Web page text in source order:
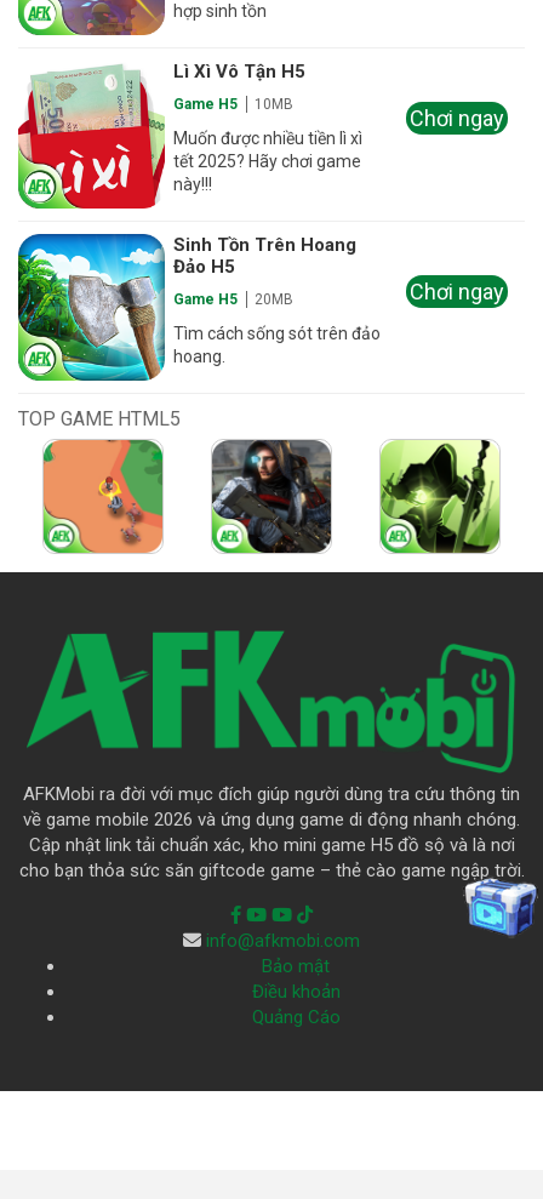
hợp sinh tồn
Lì Xì Vô Tận H5
Game H5 10MB
Muốn được nhiều tiền lì xì
tết 2025? Hãy chơi game
này!!!
Chơi ngay
Sinh Tồn Trên Hoang
Đảo H5
Game H5 20MB
Tìm cách sống sót trên đảo
hoang.
Chơi ngay
TOP GAME HTML5
AFKMobi ra đời với mục đích giúp người dùng tra cứu thông tin
về game mobile 2026 và ứng dụng game di động nhanh chóng.
Cập nhật link tải chuẩn xác, kho mini game H5 đồ sộ và là nơi
cho bạn thỏa sức săn giftcode game – thẻ cào game ngập trời.
info@afkmobi.com
Bảo mật
Điều khoản
Quảng Cáo